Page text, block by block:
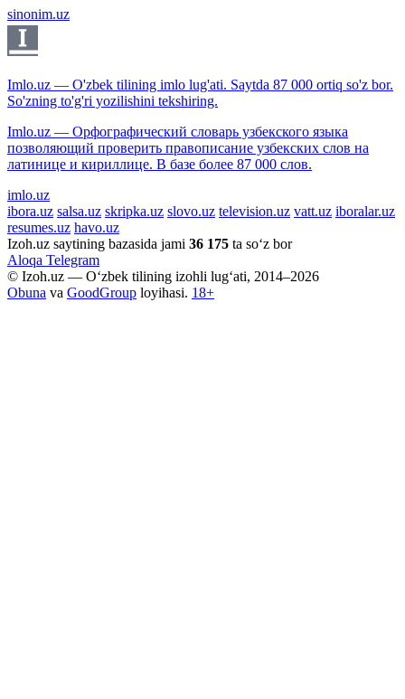
sinonim.uz
Imlo.uz — O'zbek tilining imlo lug'ati. Saytda 87 000 ortiq so'z bor.
So'zning to'g'ri yozilishini tekshiring.
Imlo.uz — Орфографический словарь узбекского языка
позволяющий проверить правописание узбекских слов на
латинице и кириллице. В базе более 87 000 слов.
imlo.uz
ibora.uz salsa.uz skripka.uz slovo.uz television.uz vatt.uz iboralar.uz
resumes.uz havo.uz
Izoh.uz saytining bazasida jami 36 175 ta so‘z bor
Aloqa Telegram
© Izoh.uz — O‘zbek tilining izohli lug‘ati, 2014–2026
Obuna va GoodGroup loyihasi. 18+